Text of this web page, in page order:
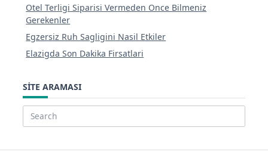
Otel Terligi Siparisi Vermeden Once Bilmeniz
Gerekenler
Egzersiz Ruh Sagligini Nasil Etkiler
Elazigda Son Dakika Firsatlari
SITE ARAMASI
Search